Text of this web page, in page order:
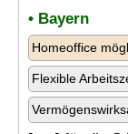
• Bayern
Homeoffice
Flexible